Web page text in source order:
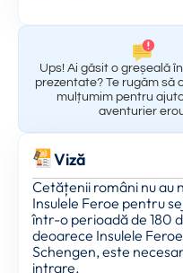
Ups! Ai găsit o greșeală
prezentate? Te rugăm să
mulțumim pentru
aventurier
Viză
Cetățenii români nu au
Insulele Feroe pentru
într-o perioadă de 180
deoarece Insulele
Schengen, este
intrare.